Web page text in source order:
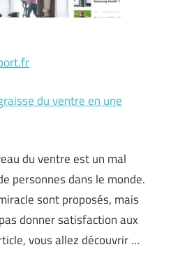
du ventre en une
du ventre est un mal
personnes dans le monde.
sont proposés, mais
donner satisfaction aux
vous allez découvrir …